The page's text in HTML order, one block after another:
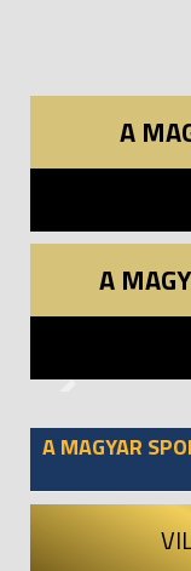
A
A
A MAGYAR